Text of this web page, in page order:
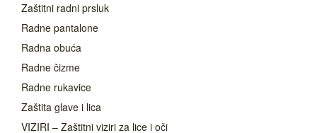
Zaštitni radni prsluk
Radne pantalone
Radna obuća
Radne čizme
Radne rukavice
Zaštita glave i lica
VIZIRI – Zaštitni viziri za lice i oči